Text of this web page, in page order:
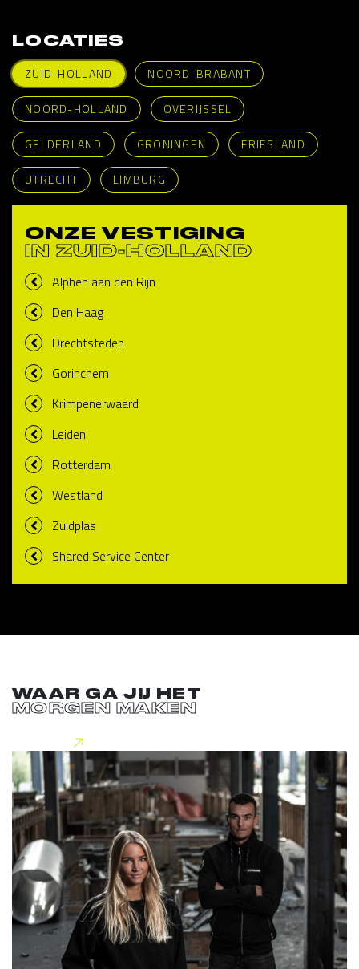
LOCATIES
ZUID-HOLLAND
NOORD-BRABANT
NOORD-HOLLAND OVERIJSSEL
GELDERLAND GRONINGEN FRIESLAND
UTRECHT LIMBURG
ONZE VESTIGING
IN ZUID-HOLLAND
Alphen aan den Rijn
Den Haag
Drechtsteden
Gorinchem
Krimpenerwaard
Leiden
Rotterdam
Westland
Zuidplas
Shared Service Center
WAAR GA JIJ HET
MORGEN MAKEN